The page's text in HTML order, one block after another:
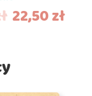
22,50zł